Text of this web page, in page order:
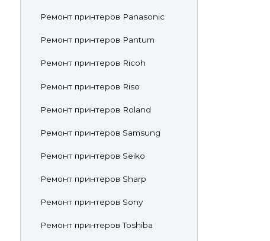
Ремонт принтеров Panasonic
Ремонт принтеров Pantum
Ремонт принтеров Ricoh
Ремонт принтеров Riso
Ремонт принтеров Roland
Ремонт принтеров Samsung
Ремонт принтеров Seiko
Ремонт принтеров Sharp
Ремонт принтеров Sony
Ремонт принтеров Toshiba